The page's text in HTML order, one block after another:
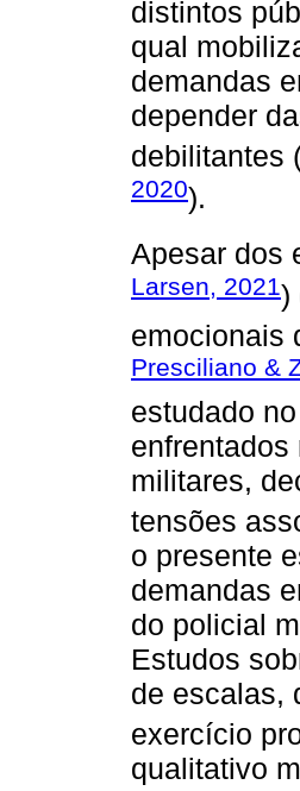
distintos
qual
demandas
depender
debilitantes
2020).
Apesar dos
Larsen, 2021)
emocionais
Presciliano &
estudado
militares,
tensões
o presente
demandas
do policial
Estudos
de escalas,
exercício
qualitativo